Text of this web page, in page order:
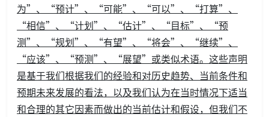
为”、“预计”、“可能”、“可以”、“打算”、
“相信”、“计划”、“估计”、“目标”、“预
测”、“规划”、“有望”、“将会”、“继续”、
“应该”、“预测”、“展望”或类似术语。这些声明
是基于我们根据我们的经验和对历史趋势、当前条件和
预期未来发展的看法，以及我们认为在当时情况下适当
和合理的其它因素而做出的当前估计和假设，但我们不